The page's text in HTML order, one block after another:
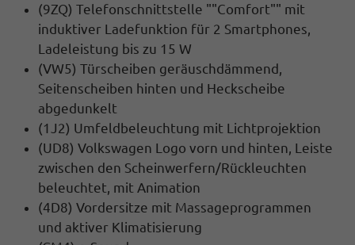
(9ZQ) Telefonschnittstelle ""Comfort"" mit
induktiver Ladefunktion für 2 Smartphones,
Ladeleistung bis zu 15 W
(VW5) Türscheiben geräuschdämmend,
Seitenscheiben hinten und Heckscheibe
abgedunkelt
(1J2) Umfeldbeleuchtung mit Lichtprojektion
(UD8) Volkswagen Logo vorn und hinten, Leiste
zwischen den Scheinwerfern/Rückleuchten
beleuchtet, mit Animation
(4D8) Vordersitze mit Massageprogrammen
und aktiver Klimatisierung